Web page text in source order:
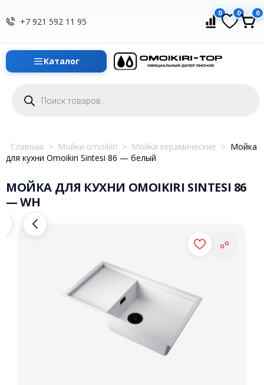
+7 921 592 11 95
0 0 0
Каталог
товаров
Главная > Мойки omoikiri > Мойки керамические > Мойка
для кухни Omoikiri Sintesi 86 — белый
МОЙКА ДЛЯ КУХНИ OMOIKIRI SINTESI 86
— WH